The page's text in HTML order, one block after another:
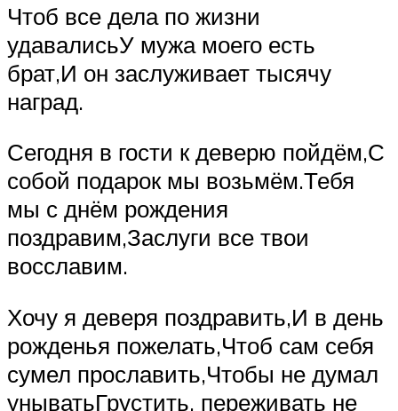
Чтоб все дела по жизни
удавалисьУ мужа моего есть
брат,И он заслуживает тысячу
наград.
Сегодня в гости к деверю пойдём,С
собой подарок мы возьмём.Тебя
мы с днём рождения
поздравим,Заслуги все твои
восславим.
Хочу я деверя поздравить,И в день
рожденья пожелать,Чтоб сам себя
сумел прославить,Чтобы не думал
уныватьГрустить, переживать не